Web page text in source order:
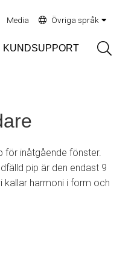
Media Övriga språk
KUNDSUPPORT
för inåtgående fönster.
pip är den endast 9
kallar harmoni i form och